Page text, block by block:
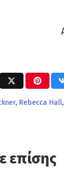
, Rebecca Hall,
επίσης